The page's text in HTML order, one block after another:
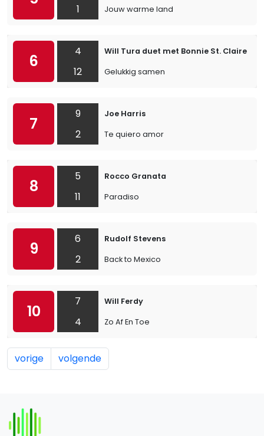
1
Jouw warme land
6
4
12
Will Tura duet met Bonnie St. Claire
Gelukkig samen
7
9
2
Joe Harris
Te quiero amor
8
5
11
Rocco Granata
Paradiso
9
6
2
Rudolf Stevens
Back to Mexico
10
7
4
Will Ferdy
Zo Af En Toe
vorige volgende